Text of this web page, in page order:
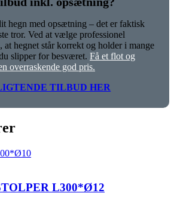
hegn med opsætning – det er faktisk
tror. Ved at vælge professionel
hegnet står korrekt og holder i mange
slipper for besværet. Få et flot og
overraskende god pris.
TILBUD HER
L300*Ø12